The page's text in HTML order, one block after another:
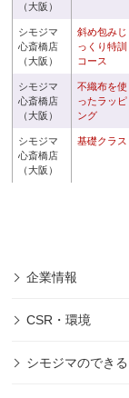
（大阪）
シモジマ
心斎橋店
（大阪）
斜め包みじ
っくり特訓
コース
シモジマ
心斎橋店
（大阪）
不織布を使
ったラッピ
ング
シモジマ
心斎橋店
（大阪）
基礎クラス
企業情報
CSR・環境
シモジマのできる